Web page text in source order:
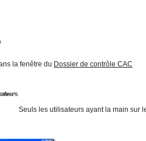
la fenêtre du Dossier de contrôle CAC
Seuls les utilisateurs ayant la main sur